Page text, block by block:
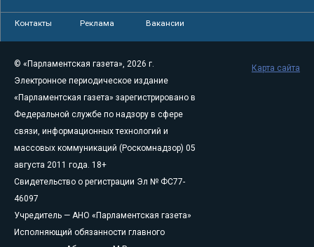
Контакты Реклама Вакансии
© «Парламентская газета», 2026 г.
Электронное периодическое издание
«Парламентская газета» зарегистрировано в
Федеральной службе по надзору в сфере
связи, информационных технологий и
массовых коммуникаций (Роскомнадзор) 05
августа 2011 года. 18+
Свидетельство о регистрации Эл № ФС77-
46097
Учредитель — АНО «Парламентская газета»
Исполняющий обязанности главного
Карта сайта